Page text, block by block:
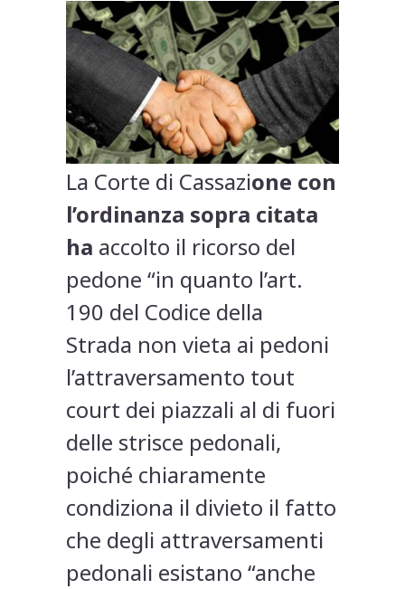
La Corte di Cassazione con
l’ordinanza sopra citata
ha accolto il ricorso del
pedone “in quanto l’art.
190 del Codice della
Strada non vieta ai pedoni
l’attraversamento tout
court dei piazzali al di fuori
delle strisce pedonali,
poiché chiaramente
condiziona il divieto il fatto
che degli attraversamenti
pedonali esistano “anche